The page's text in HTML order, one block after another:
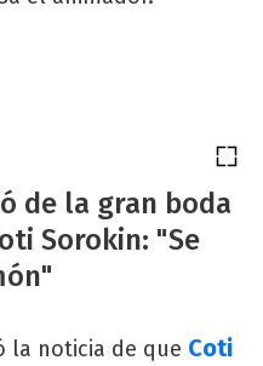
de la gran boda
Sorokin: "Se
la noticia de que Coti